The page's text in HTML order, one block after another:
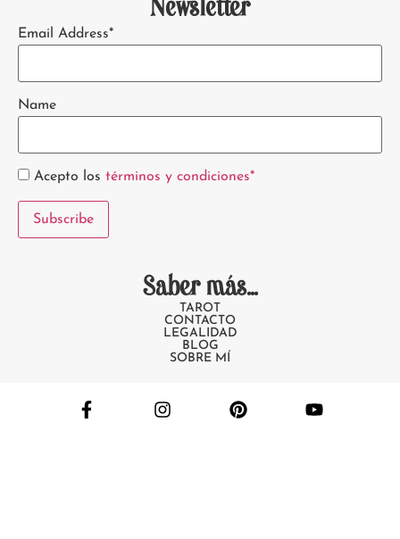
Newsletter
Email Address*
Name
Acepto los términos y condiciones*
Saber más...
TAROT
CONTACTO
LEGALIDAD
BLOG
SOBRE MÍ